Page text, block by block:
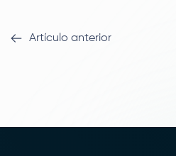
Artículo anterior